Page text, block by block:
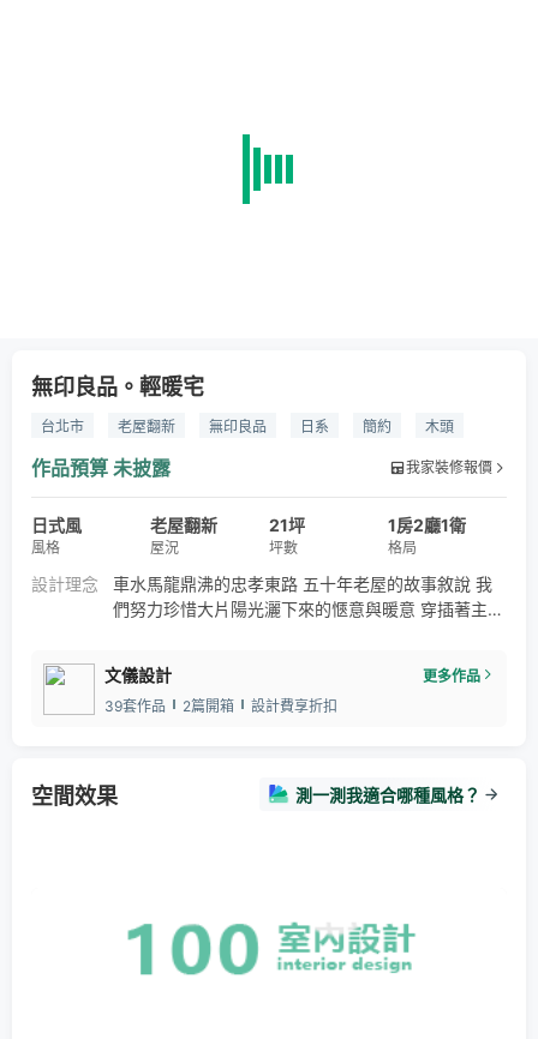
無印良品。輕暖宅
台北市 老屋翻新 無印良品 日系 簡約
木頭
白色
乾溼分離 主臥
書桌
水泥
木紋地磚 實木 木皮
皮革紋磚
美耐板
作品預算 未披露 我家裝修報價
日式風
風格
老屋翻新
屋況
21坪
坪數
1房2廳1衛
格局
設計理念
車水馬龍鼎沸的忠孝東路 五十年老屋的故事敘說 我
們努力珍惜大片陽光灑下來的愜意與暖意 穿插著主人
生活美 拍照的當天 工作的團隊都捨不得走 好想坐再
陽台 讓愜意的陽光灑漫著我們 謝謝簡單生活 賦予的
文儀設計
更多作品
39套作品
2篇開箱 設計費享折扣
空間效果 測一測我適合哪種風格？